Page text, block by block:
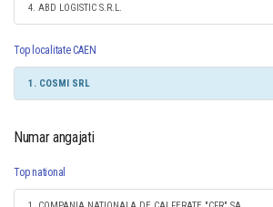
4. ABD LOGISTIC S.R.L.
Top localitate CAEN
1. COSMI SRL
Numar angajati
Top national